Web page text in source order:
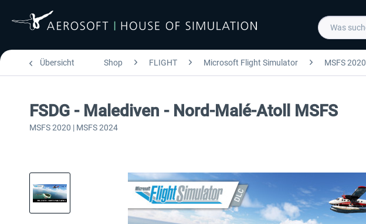
Übersicht Shop FLIGHT Microsoft Flight Simulator MSFS 2020
FSDG - Malediven - Nord-Malé-Atoll MSFS
MSFS 2020 | MSFS 2024